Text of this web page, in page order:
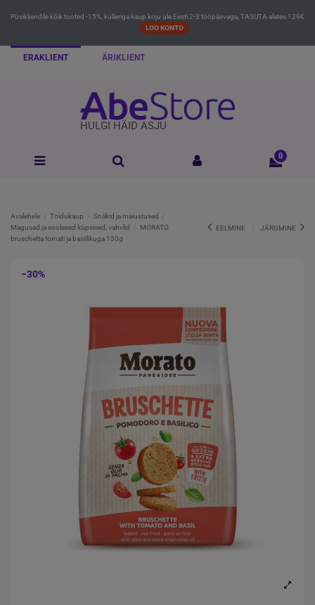
Püsikliendile kõik tooted -15%, kulleriga kaup koju üle Eesti 2-3 tööpäevaga, TASUTA alates 129€
LOO KONTO
ERAKLIENT ÄRIKLIENT
HULGI HÄID ASJU
0
Avalehele Toidukaup
Snäkid ja maiustused
Magusad ja soolased küpsised, vahvlid
MORATO
bruschetta tomati ja basiilikuga 150g
EELMINE JÄRGMINE
−30%